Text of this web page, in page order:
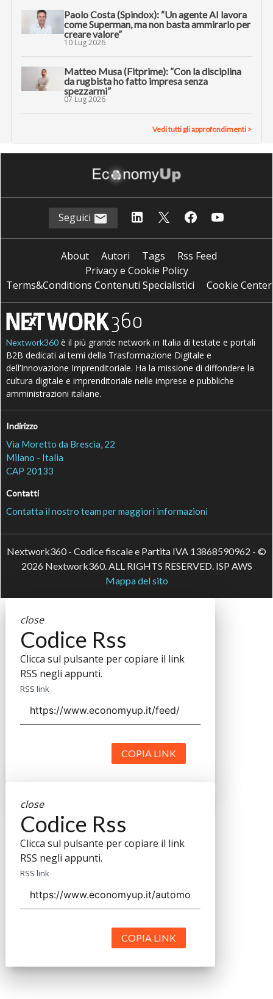
Paolo Costa (Spindox): “Un agente AI lavora
come Superman, ma non basta ammirarlo per
creare valore”
10 Lug 2026
Matteo Musa (Fitprime): “Con la disciplina
da rugbista ho fatto impresa senza
spezzarmi”
07 Lug 2026
Vedi tutti gli approfondimenti >
Seguici
About Autori Tags
Rss Feed
Privacy e Cookie Policy
Terms&Conditions Contenuti Specialistici
Cookie Center
Nextwork360 è il più grande network in Italia di testate e portali
B2B dedicati ai temi della Trasformazione Digitale e
dell’Innovazione Imprenditoriale. Ha la missione di diffondere la
cultura digitale e imprenditoriale nelle imprese e pubbliche
amministrazioni italiane.
Indirizzo
Via Moretto da Brescia, 22
Milano - Italia
CAP 20133
Contatti
Contatta il nostro team per maggiori informazioni
Nextwork360 - Codice fiscale e Partita IVA 13868590962 - ©
2026 Nextwork360. ALL RIGHTS RESERVED. ISP AWS
Mappa del sito
close
Codice Rss
Clicca sul pulsante per copiare il link
RSS negli appunti.
RSS link
COPIA LINK
close
Codice Rss
Clicca sul pulsante per copiare il link
RSS negli appunti.
RSS link
COPIA LINK